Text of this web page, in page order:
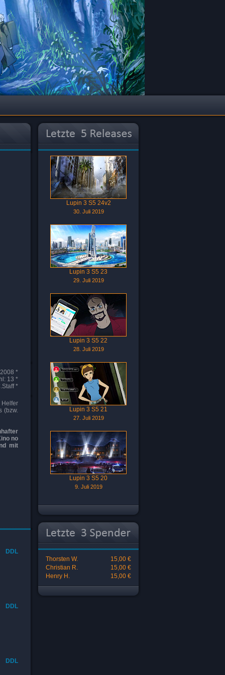
*
13 *
*
(bzw.
no
mit
DDL
DDL
DDL
Lupin 3 S5 24v2
30. Juli 2019
Lupin 3 S5 23
29. Juli 2019
Lupin 3 S5 22
28. Juli 2019
Lupin 3 S5 21
27. Juli 2019
Lupin 3 S5 20
9. Juli 2019
Thorsten W.
15,00 €
Christian R.
15,00 €
Henry H.
15,00 €